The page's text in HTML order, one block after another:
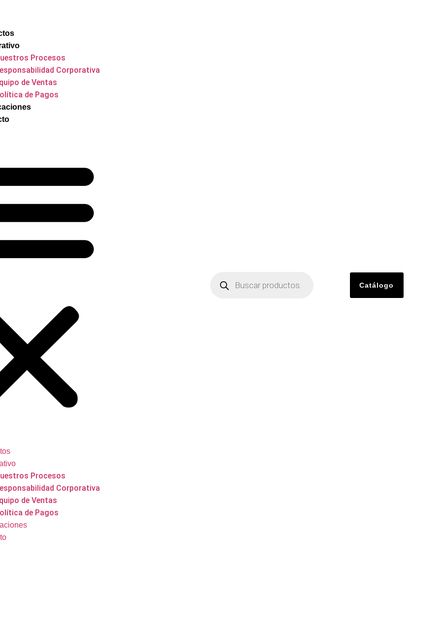
Procesos
Corporativa
de Ventas
de Pagos
Procesos
Corporativa
de Ventas
de Pagos
Catálogo